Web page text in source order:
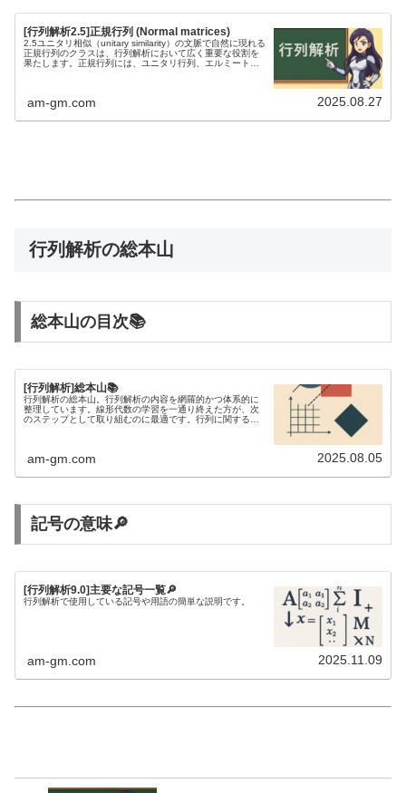
b
(
A
x
)
=
*
*
A
^
x
)
[行列解析2.5]正規行列 (Normal matrices)
2.5ユニタリ相似（unitary similarity）の文脈で自然に現れる
正規行列のクラスは、行列解析において広く重要な役割を
果たします。正規行列には、ユニタリ行列、エルミート行
am-gm.com 2025.08.27
行列解析の総本山
総本山の目次📚
[行列解析]総本山📚
行列解析の総本山。行列解析の内容を網羅的かつ体系的に
整理しています。線形代数の学習を一通り終えた方が、次
のステップとして取り組むのに最適です。行列に関する不
am-gm.com 2025.08.05
記号の意味🔎
[行列解析9.0]主要な記号一覧🔎
行列解析で使用している記号や用語の簡単な説明です。
am-gm.com 2025.11.09